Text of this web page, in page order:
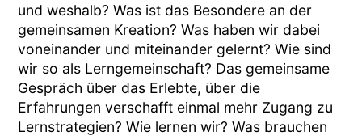
und weshalb? Was ist das Besondere an der
gemeinsamen Kreation? Was haben wir dabei
voneinander und miteinander gelernt? Wie sind
wir so als Lerngemeinschaft? Das gemeinsame
Gespräch über das Erlebte, über die
Erfahrungen verschafft einmal mehr Zugang zu
Lernstrategien? Wie lernen wir? Was brauchen